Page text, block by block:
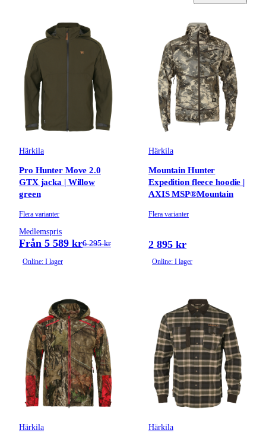
Härkila
Pro Hunter Move 2.0
GTX jacka | Willow
green
Flera varianter
Medlemspris
Från 5 589 kr6 295 kr
Online: I lager
Härkila
Mountain Hunter
Expedition fleece hoodie |
AXIS MSP®Mountain
Flera varianter
2 895 kr
Online: I lager
Härkila Härkila